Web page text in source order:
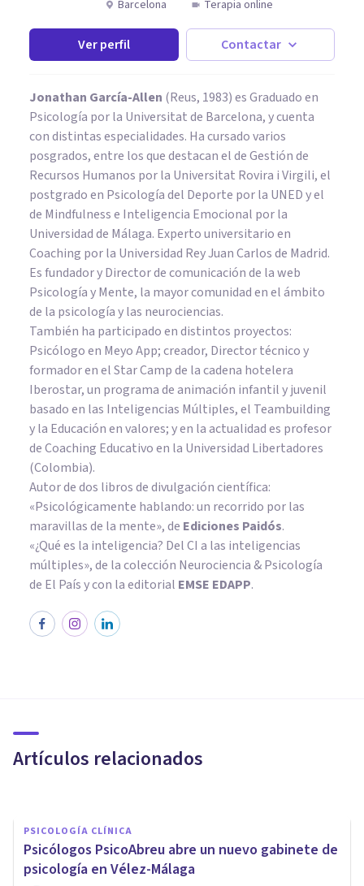
Barcelona Terapia online
Ver perfil Contactar
Jonathan García-Allen (Reus, 1983) es Graduado en
Psicología por la Universitat de Barcelona, y cuenta
con distintas especialidades. Ha cursado varios
posgrados, entre los que destacan el de Gestión de
Recursos Humanos por la Universitat Rovira i Virgili, el
postgrado en Psicología del Deporte por la UNED y el
de Mindfulness e Inteligencia Emocional por la
Universidad de Málaga. Experto universitario en
Coaching por la Universidad Rey Juan Carlos de Madrid.
Es fundador y Director de comunicación de la web
Psicología y Mente, la mayor comunidad en el ámbito
de la psicología y las neurociencias.
También ha participado en distintos proyectos:
Psicólogo en Meyo App; creador, Director técnico y
formador en el Star Camp de la cadena hotelera
Iberostar, un programa de animación infantil y juvenil
basado en las Inteligencias Múltiples, el Teambuilding
y la Educación en valores; y en la actualidad es profesor
de Coaching Educativo en la Universidad Libertadores
(Colombia).
Autor de dos libros de divulgación científica:
«Psicológicamente hablando: un recorrido por las
maravillas de la mente», de Ediciones Paidós.
«¿Qué es la inteligencia? Del CI a las inteligencias
múltiples», de la colección Neurociencia & Psicología
de El País y con la editorial EMSE EDAPP.
Artículos relacionados
agotada
PSICOLOGÍA CLÍNICA
Psicólogos PsicoAbreu abre un nuevo gabinete de
psicología en Vélez-Málaga